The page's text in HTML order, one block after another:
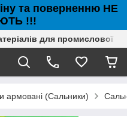
та поверненню НЕ
!!!
для промислової
армовані (Сальники)